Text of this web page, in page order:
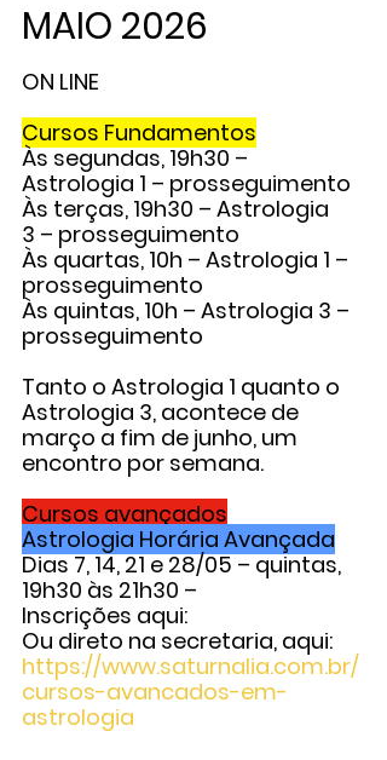
MAIO 2026
ON LINE
Cursos Fundamentos
Às segundas, 19h30 –
Astrologia 1 – prosseguimento
Às terças, 19h30 – Astrologia
3 – prosseguimento
Às quartas, 10h – Astrologia 1 –
prosseguimento
Às quintas, 10h – Astrologia 3 –
prosseguimento
Tanto o Astrologia 1 quanto o
Astrologia 3, acontece de
março a fim de junho, um
encontro por semana.
Cursos avançados
Astrologia Horária Avançada
Dias 7, 14, 21 e 28/05 – quintas,
19h30 às 21h30 –
Inscrições aqui:
Ou direto na secretaria, aqui:
https://www.saturnalia.com.br/
cursos-avancados-em-
astrologia